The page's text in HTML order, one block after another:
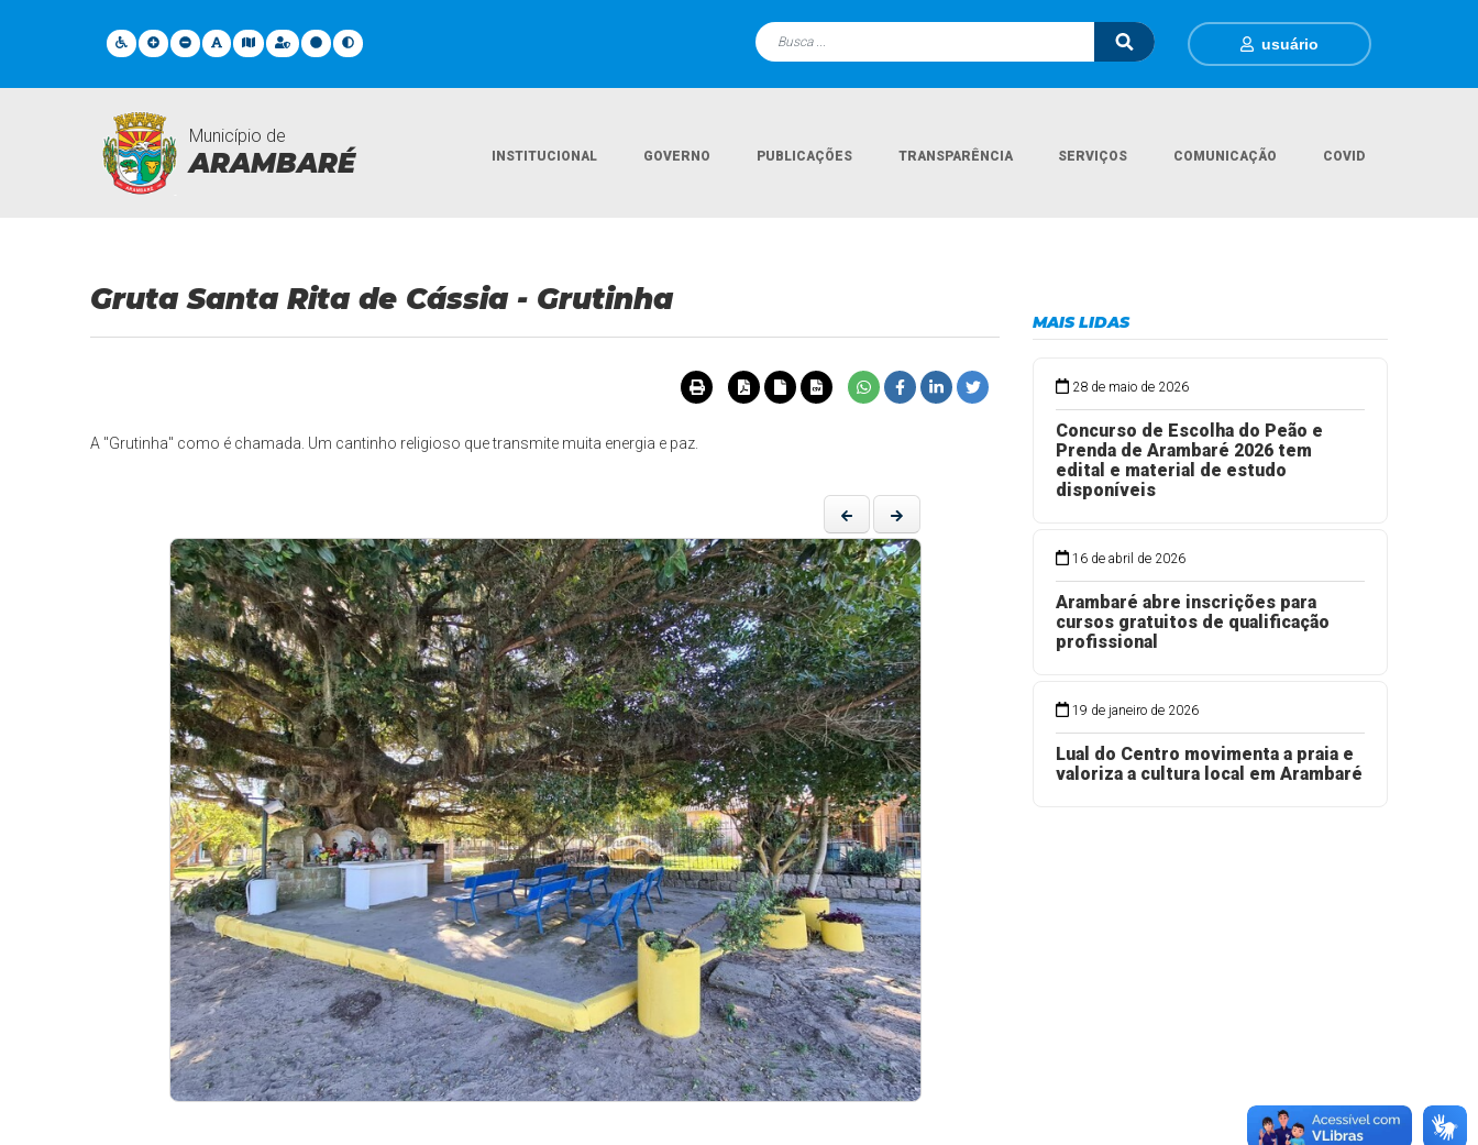
usuário
Município de
ARAMBARÉ INSTITUCIONAL GOVERNO PUBLICAÇÕES TRANSPARÊNCIA SERVIÇOS COMUNICAÇÃO COVID
Turismo
Gruta Santa Rita de Cássia - Grutinha
A "Grutinha" como é chamada. Um cantinho religioso que transmite muita energia e paz.
MAIS LIDAS
28 de maio de 2026
Concurso de Escolha do Peão e
Prenda de Arambaré 2026 tem
edital e material de estudo
disponíveis
16 de abril de 2026
Arambaré abre inscrições para
cursos gratuitos de qualificação
profissional
19 de janeiro de 2026
Lual do Centro movimenta a praia e
valoriza a cultura local em Arambaré